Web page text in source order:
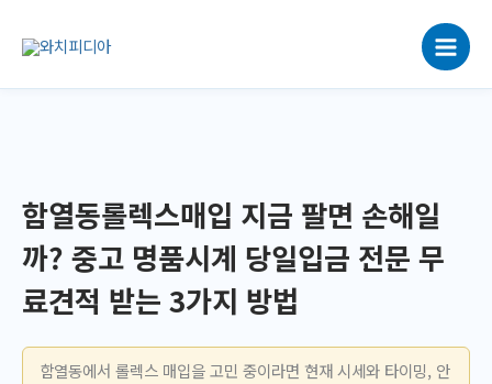
로
함열동롤렉스매입 지금 팔면 손해일
까? 중고 명품시계 당일입금 전문 무
료견적 받는 3가지 방법
함열동에서 롤렉스 매입을 고민 중이라면 현재 시세와 타이밍, 안